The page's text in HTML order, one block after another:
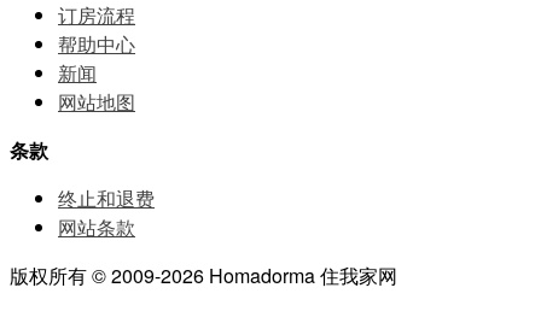
订房流程
帮助中⼼
新闻
网站地图
条款
终止和退费
网站条款
版权所有 © 2009-2026 Homadorma 住我家网